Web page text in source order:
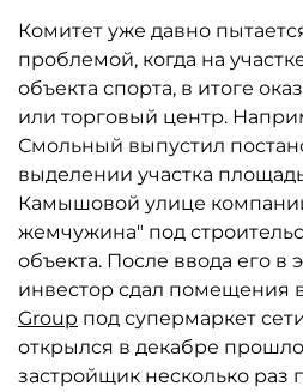
Комитет уже давно
проблемой, когда на
объекта спорта, в итоге
или торговый центр.
Смольный выпустил
выделении участка
Камышовой улице
жемчужина" под
объекта. После ввода его в
инвестор сдал помещения
Group под супермаркет
открылся в декабре
застройщик несколько раз